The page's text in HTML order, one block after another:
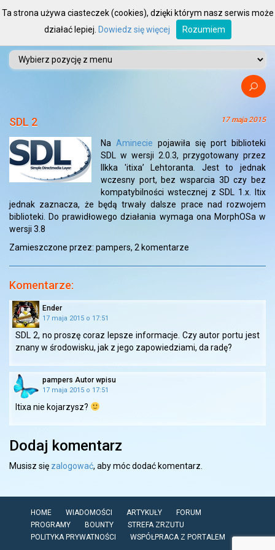
SDL 2 17 maja 2015
Na Aminecie pojawiła się port biblioteki
SDL w wersji 2.0.3, przygotowany przez
Ilkka 'itixa’ Lehtoranta. Jest to jednak
wczesny port, bez wsparcia 3D czy bez
kompatybilności wstecznej z SDL 1.x. Itix
jednak zaznacza, że będą trwały dalsze prace nad rozwojem
biblioteki. Do prawidłowego działania wymaga ona MorphOSa w
wersji 3.8
Zamieszczone przez: pampers, 2 komentarze
Komentarze:
Ender
17 maja 2015 o 17:51
SDL 2, no proszę coraz lepsze informacje. Czy autor portu jest
znany w środowisku, jak z jego zapowiedziami, da radę?
pampers Autor wpisu
17 maja 2015 o 17:51
Itixa nie kojarzysz?
Dodaj komentarz
Musisz się zalogować, aby móc dodać komentarz.
HOME WIADOMOŚCI ARTYKUŁY
FORUM
PROGRAMY
BOUNTY
STREFA ZRZUTU
POLITYKA PRYWATNOŚCI
WSPÓŁPRACA Z PORTALEM
Ta strona używa ciasteczek (cookies), dzięki którym nasz serwis może
działać lepiej. Dowiedz się więcej Rozumiem